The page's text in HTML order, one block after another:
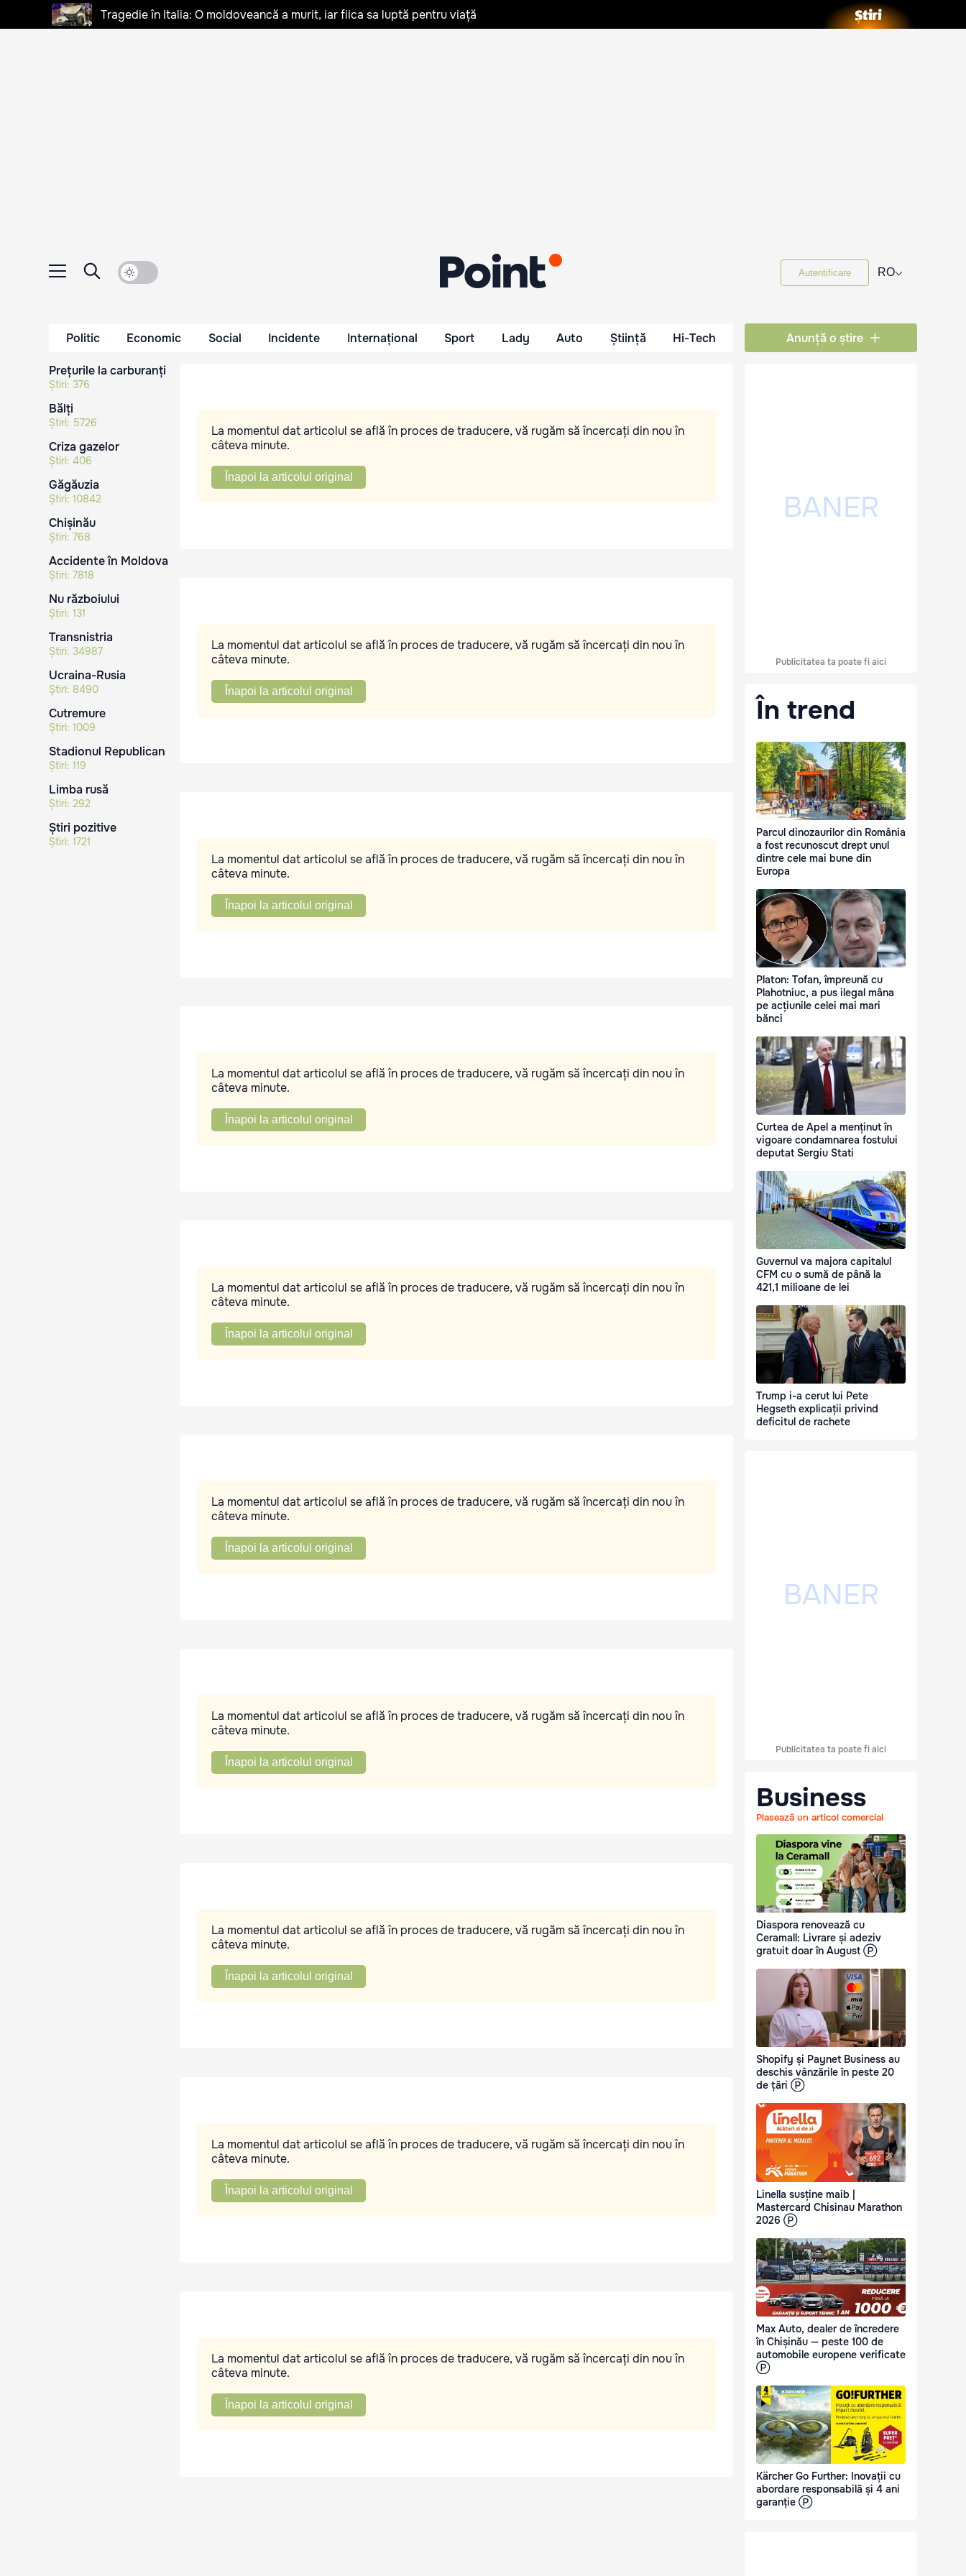
Tragedie în Italia: O moldoveancă a murit, iar fiica sa luptă pentru viață
Autentificare RO⌵
Politic Economic Social Incidente Internațional Sport Lady Auto Știință Hi-Tech Anunță o știre
Prețurile la carburanți
Știri: 376
Bălți
Știri: 5726
Criza gazelor
Știri: 406
Găgăuzia
Știri: 10842
Chișinău
Știri: 768
Accidente în Moldova
Știri: 7818
Nu războiului
Știri: 131
Transnistria
Știri: 34987
Ucraina-Rusia
Știri: 8490
Cutremure
Știri: 1009
Stadionul Republican
Știri: 119
Limba rusă
Știri: 292
Știri pozitive
Știri: 1721
La momentul dat articolul se află în proces de traducere, vă rugăm să încercați din nou în
câteva minute.
Înapoi la articolul original
La momentul dat articolul se află în proces de traducere, vă rugăm să încercați din nou în
câteva minute.
Înapoi la articolul original
La momentul dat articolul se află în proces de traducere, vă rugăm să încercați din nou în
câteva minute.
Înapoi la articolul original
La momentul dat articolul se află în proces de traducere, vă rugăm să încercați din nou în
câteva minute.
Înapoi la articolul original
La momentul dat articolul se află în proces de traducere, vă rugăm să încercați din nou în
câteva minute.
Înapoi la articolul original
La momentul dat articolul se află în proces de traducere, vă rugăm să încercați din nou în
câteva minute.
Înapoi la articolul original
La momentul dat articolul se află în proces de traducere, vă rugăm să încercați din nou în
câteva minute.
Înapoi la articolul original
La momentul dat articolul se află în proces de traducere, vă rugăm să încercați din nou în
câteva minute.
Înapoi la articolul original
La momentul dat articolul se află în proces de traducere, vă rugăm să încercați din nou în
câteva minute.
Înapoi la articolul original
La momentul dat articolul se află în proces de traducere, vă rugăm să încercați din nou în
câteva minute.
Înapoi la articolul original
Publicitatea ta poate fi aici
În trend
Parcul dinozaurilor din România
a fost recunoscut drept unul
dintre cele mai bune din
Europa
Platon: Tofan, împreună cu
Plahotniuc, a pus ilegal mâna
pe acțiunile celei mai mari
bănci
Curtea de Apel a menținut în
vigoare condamnarea fostului
deputat Sergiu Stati
Guvernul va majora capitalul
CFM cu o sumă de până la
421,1 milioane de lei
Trump i-a cerut lui Pete
Hegseth explicații privind
deficitul de rachete
Publicitatea ta poate fi aici
Business
Plasează un articol comercial
Diaspora renovează cu
Ceramall: Livrare și adeziv
gratuit doar în August Ⓟ
Shopify și Paynet Business au
deschis vânzările în peste 20
de țări Ⓟ
Linella susține maib |
Mastercard Chisinau Marathon
2026 Ⓟ
Max Auto, dealer de încredere
în Chișinău — peste 100 de
automobile europene verificate
Ⓟ
Kärcher Go Further: Inovații cu
abordare responsabilă și 4 ani
garanție Ⓟ